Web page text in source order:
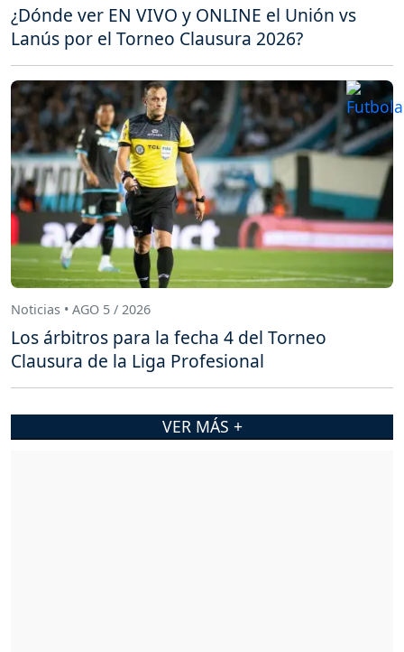
¿Dónde ver EN VIVO y ONLINE el Unión vs
Lanús por el Torneo Clausura 2026?
Noticias • AGO 5 / 2026
Los árbitros para la fecha 4 del Torneo
Clausura de la Liga Profesional
VER MÁS +